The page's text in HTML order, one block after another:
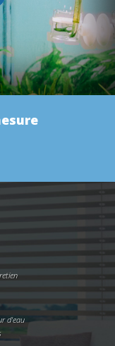
d'eau